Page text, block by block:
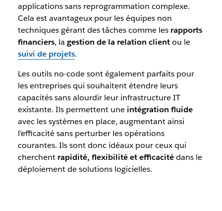
applications sans reprogrammation complexe.
Cela est avantageux pour les équipes non
techniques gérant des tâches comme les rapports
financiers, la gestion de la relation clientou le
suivi de projets.
Les outils no-code sont également parfaits pour
les entreprises qui souhaitent étendre leurs
capacités sans alourdir leur infrastructure IT
existante. Ils permettent une intégration fluide
avec les systèmes en place, augmentant ainsi
l’efficacité sans perturber les opérations
courantes. Ils sont donc idéaux pour ceux qui
cherchent rapidité, flexibilité et efficacitédans le
déploiement de solutions logicielles.